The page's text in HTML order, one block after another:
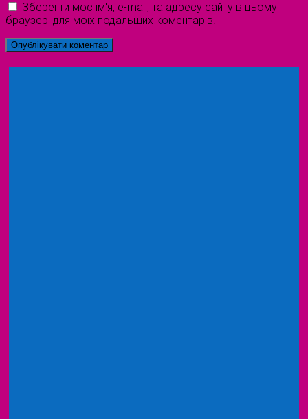
Зберегти моє ім'я, e-mail, та адресу сайту в цьому
браузері для моїх подальших коментарів.